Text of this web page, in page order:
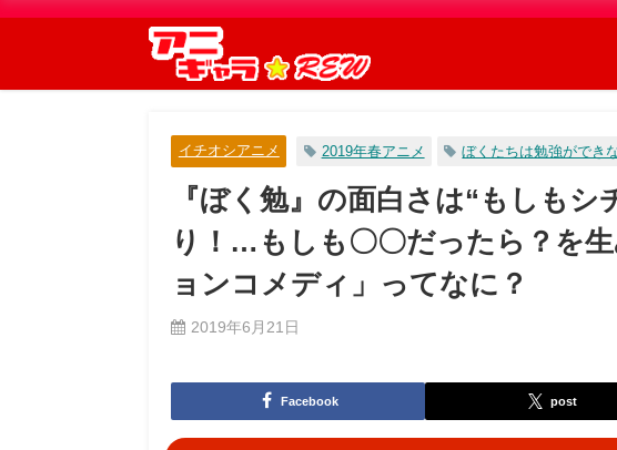
イチオシアニメ 2019年春アニメ ぼくたちは勉強ができ
『ぼく勉』の面白さは“もしもシ
り！…もしも〇〇だったら？を
ョンコメディ」ってなに？
2019年6月21日
Facebook post